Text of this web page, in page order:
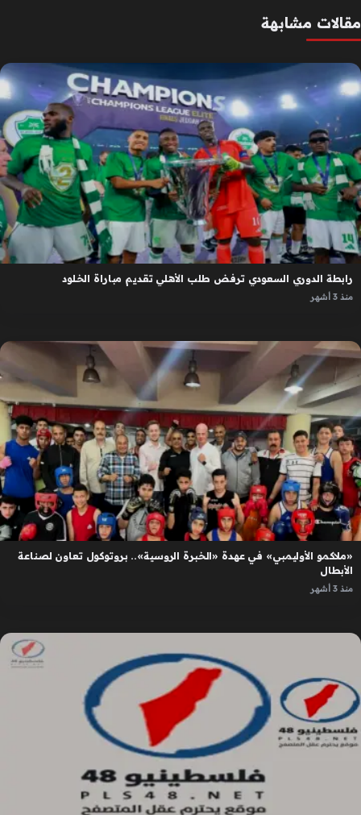
مقالات مشابهة
رابطة الدوري السعودي ترفض طلب الأهلي تقديم مباراة الخلود
منذ 3 أشهر
«ملاكمو الأوليمبي» في عهدة «الخبرة الروسية».. بروتوكول تعاون لصناعة
الأبطال
منذ 3 أشهر